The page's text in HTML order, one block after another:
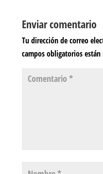
Enviar comentario
Tu dirección de correo
campos obligatorios están